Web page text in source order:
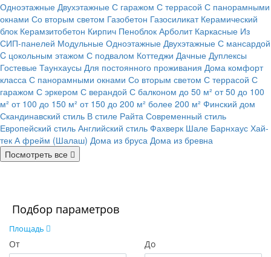
Одноэтажные Двухэтажные С гаражом С террасой С панорамными
окнами Со вторым светом Газобетон Газосиликат Керамический
блок Керамзитобетон Кирпич Пеноблок Арболит Каркасные Из
СИП-панелей Модульные Одноэтажные Двухэтажные С мансардой
C цокольным этажом С подвалом Коттеджи Дачные Дуплексы
Гостевые Таунхаусы Для постоянного проживания Дома комфорт
класса С панорамными окнами Со вторым светом С террасой С
гаражом С эркером С верандой С балконом до 50 м² от 50 до 100
м² от 100 до 150 м² от 150 до 200 м² более 200 м² Финский дом
Скандинавский стиль В стиле Райта Современный стиль
Европейский стиль Английский стиль Фахверк Шале Барнхаус Хай-
тек А фрейм (Шалаш) Дома из бруса Дома из бревна
Посмотреть все
Подбор параметров
Площадь
От До